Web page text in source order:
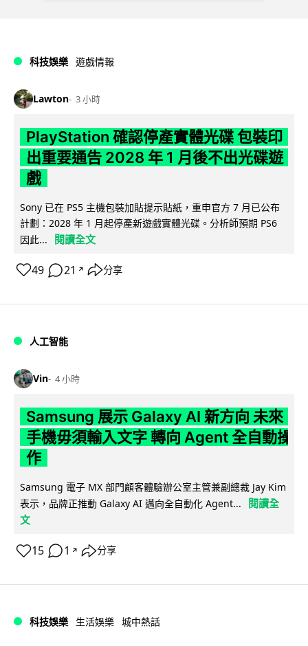
科技娛樂 遊戲情報
Lawton 3 小時
PlayStation 確認停產實體光碟 包裝印
出重要通告 2028 年 1 月後不出光碟遊
戲
Sony 已在 PS5 主機包裝加貼提示貼紙，重申官方 7 月已公布
計劃：2028 年 1 月起停產新遊戲實體光碟。分析師預期 PS6
因此...
閱讀全文
49 21 ↗ 分享
人工智能
Vin 4 小時
Samsung 展示 Galaxy AI 新方向 未來
手機毋須輸入文字 轉向 Agent 全自動操
作
Samsung 電子 MX 部門顧客體驗辦公室主管兼副總裁 Jay Kim
表示，品牌正推動 Galaxy AI 邁向全自動化 Agent...
閱讀全
文
15 1 ↗ 分享
科技娛樂 生活娛樂 城中熱話